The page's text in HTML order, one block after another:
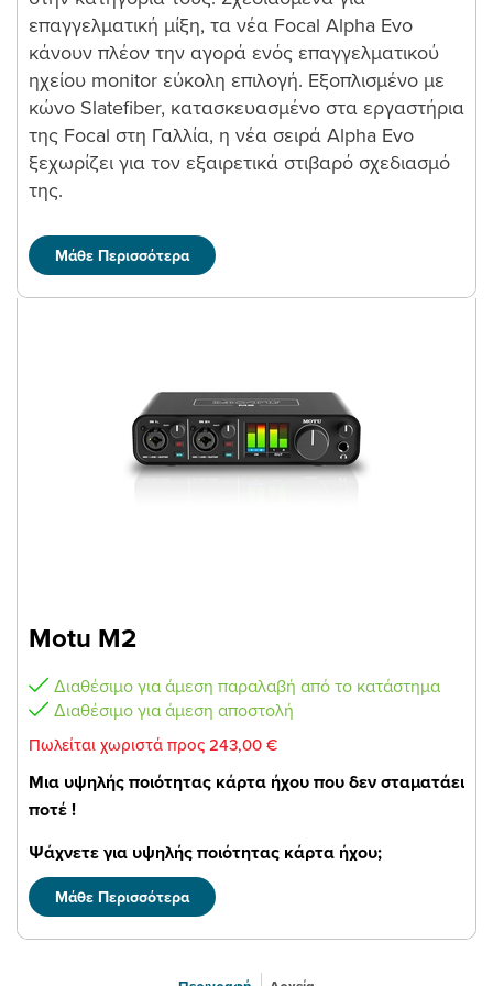
επαγγελματική μίξη, τα νέα Focal Alpha Evo
κάνουν πλέον την αγορά ενός επαγγελματικού
ηχείου monitor εύκολη επιλογή. Εξοπλισμένο με
κώνο Slatefiber, κατασκευασμένο στα εργαστήρια
της Focal στη Γαλλία, η νέα σειρά Alpha Evo
ξεχωρίζει για τον εξαιρετικά στιβαρό σχεδιασμό
της.
Μάθε Περισσότερα
Motu M2
Διαθέσιμο για άμεση παραλαβή από το κατάστημα
Διαθέσιμο για άμεση αποστολή
Πωλείται χωριστά προς 243,00 €
Μια υψηλής ποιότητας κάρτα ήχου που δεν σταματάει
ποτέ !
Ψάχνετε για υψηλής ποιότητας κάρτα ήχου;
Η MOTU M2 είναι η ιδανική επιλογή για το
γραφείο σας ή το Home Studio.Η καινούρια
κάρτα ήχου της Mοtu με USB-C έχει μέγεθος
ιδανικό για να πηγαίνει παντού. Διαθέτει
Μάθε Περισσότερα